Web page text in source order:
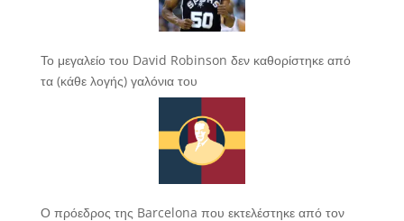
Το μεγαλείο του David Robinson δεν καθορίστηκε από
τα (κάθε λογής) γαλόνια του
Ο πρόεδρος της Barcelona που εκτελέστηκε από τον